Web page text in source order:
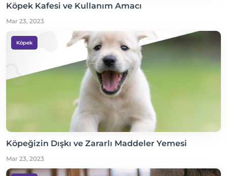
Köpek Kafesi ve Kullanım Amacı
Mar 23, 2023
Köpek
Köpeğizin Dışkı ve Zararlı Maddeler Yemesi
Mar 23, 2023